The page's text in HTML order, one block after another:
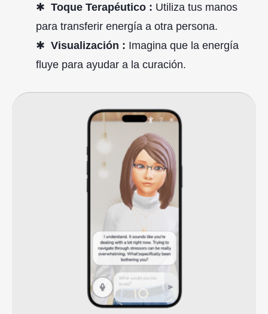
Toque Terapéutico : Utiliza tus manos
para transferir energía a otra persona.
Visualización : Imagina que la energía
fluye para ayudar a la curación.